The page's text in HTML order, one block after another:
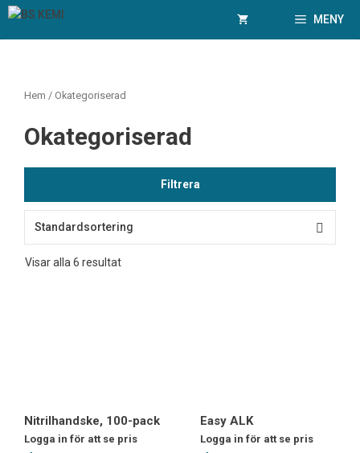
Hoppa
innehåll
MENY
Hem / Okategoriserad
Okategoriserad
Filtrera
Visar alla 6 resultat
Nitrilhandske, 100-pack
Logga in för att se pris
Easy ALK
Logga in för att se pris